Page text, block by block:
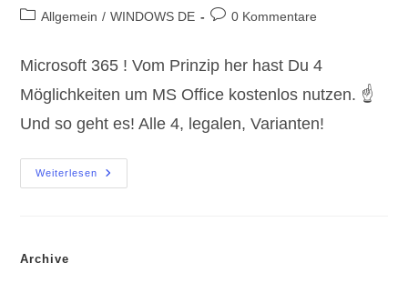
Autor:
veröffentlicht:
Beitrags-
Allgemein / WINDOWS DE
Beitrags-
0 Kommentare
Microsoft 365 ! Vom Prinzip her hast Du 4
Möglichkeiten um MS Office kostenlos nutzen. ☝️
Und so geht es! Alle 4, legalen, Varianten!
Weiterlesen
MS
Office
Archive